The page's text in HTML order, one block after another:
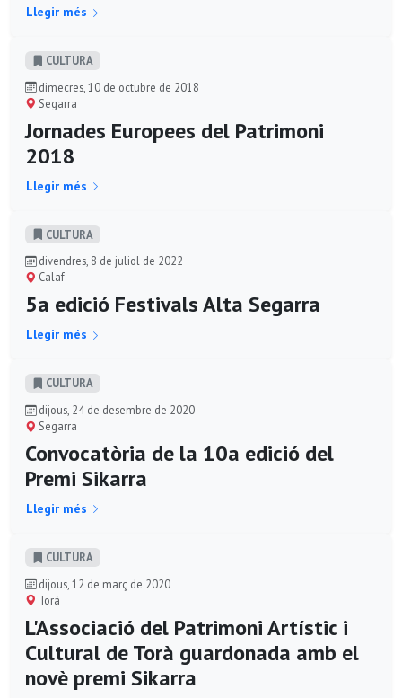
Llegir més
CULTURA
dimecres, 10 de octubre de 2018
Segarra
Jornades Europees del Patrimoni
2018
Llegir més
CULTURA
divendres, 8 de juliol de 2022
Calaf
5a edició Festivals Alta Segarra
Llegir més
CULTURA
dijous, 24 de desembre de 2020
Segarra
Convocatòria de la 10a edició del
Premi Sikarra
Llegir més
CULTURA
dijous, 12 de març de 2020
Torà
L'Associació del Patrimoni Artístic i
Cultural de Torà guardonada amb el
novè premi Sikarra